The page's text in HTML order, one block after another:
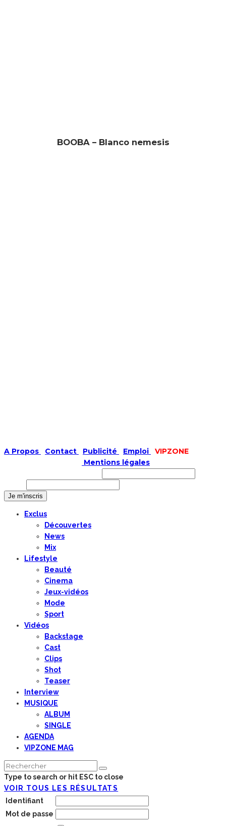
BOOBA – Blanco nemesis
A Propos Contact Publicité Emploi
VIPZONE
Mentions légales
Exclus
Découvertes
News
Mix
Lifestyle
Beauté
Cinema
Jeux-vidéos
Mode
Sport
Vidéos
Backstage
Cast
Clips
Shot
Teaser
Interview
MUSIQUE
ALBUM
SINGLE
AGENDA
VIPZONE MAG
Type to search or hit ESC to close
VOIR TOUS LES RÉSULTATS
Identifiant
Mot de passe